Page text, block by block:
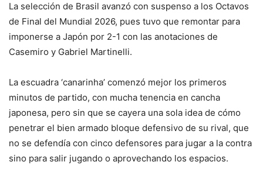
La selección de Brasil avanzó con suspenso a los Octavos
de Final del Mundial 2026, pues tuvo que remontar para
imponerse a Japón por 2-1 con las anotaciones de
Casemiro y Gabriel Martinelli.
La escuadra ‘canarinha’ comenzó mejor los primeros
minutos de partido, con mucha tenencia en cancha
japonesa, pero sin que se cayera una sola idea de cómo
penetrar el bien armado bloque defensivo de su rival, que
no se defendía con cinco defensores para jugar a la contra
sino para salir jugando o aprovechando los espacios.